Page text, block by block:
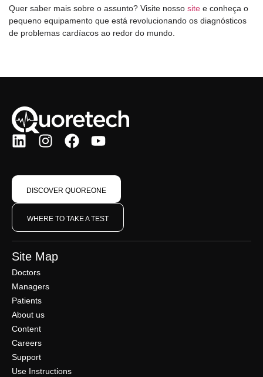
Quer saber mais sobre o assunto? Visite nosso site e conheça o
pequeno equipamento que está revolucionando os diagnósticos
de problemas cardíacos ao redor do mundo.
DISCOVER QUOREONE
WHERE TO TAKE A TEST
Site Map
Doctors
Managers
Patients
About us
Content
Careers
Support
Use Instructions